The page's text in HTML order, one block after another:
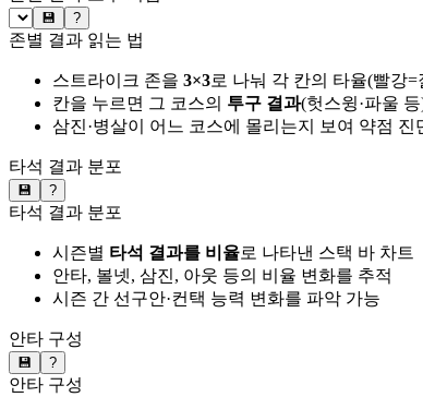
💾 ?
존별 결과 읽는 법
스트라이크 존을 3×3로 나눠 각 칸의 타율(빨강=
칸을 누르면 그 코스의 투구 결과(헛스윙·파울
삼진·병살이 어느 코스에 몰리는지 보여 약점 진
타석 결과 분포
💾 ?
타석 결과 분포
시즌별 타석 결과를 비율로 나타낸 스택 바 차트
안타, 볼넷, 삼진, 아웃 등의 비율 변화를 추적
시즌 간 선구안·컨택 능력 변화를 파악 가능
안타 구성
💾 ?
안타 구성